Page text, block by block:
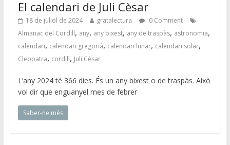
El calendari de Juli Cèsar
18 de juliol de 2024 gratalectura
0 Comment
Almanac del Cordill, any, any bixest, any de traspàs, astronomia,
calendari, calendari gregorià, calendari lunar, calendari solar,
Cleopatra, cordill, Juli Cèsar
L’any 2024 té 366 dies. És un any bixest o de traspàs. Això
vol dir que enguanyel mes de febrer
Saber-ne més